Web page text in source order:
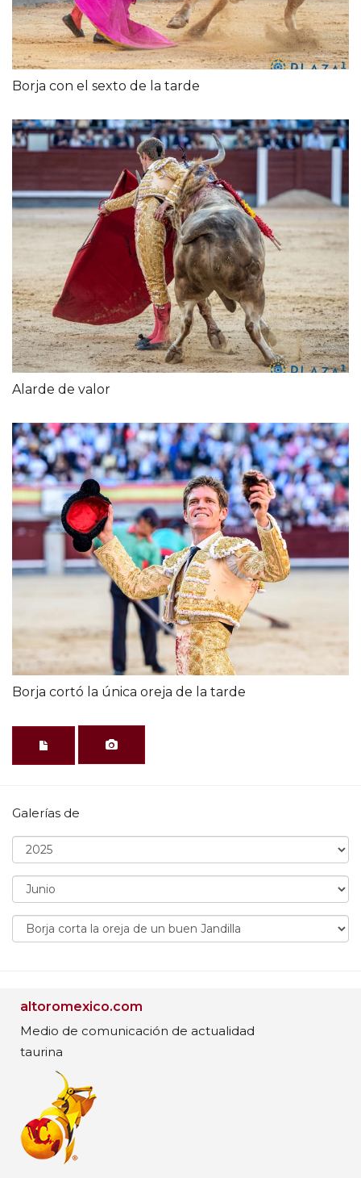
Borja con el sexto de la tarde
Alarde de valor
Borja cortó la única oreja de la tarde
Galerías de
altoromexico.com
Medio de comunicación de actualidad
taurina